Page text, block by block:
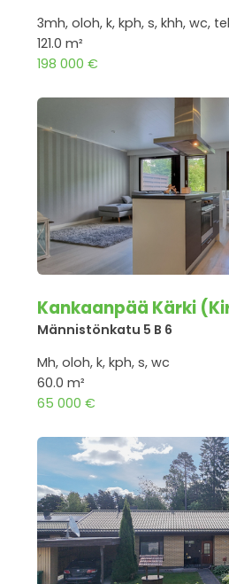
3mh, oloh, k, kph, s, khh, wc,
121.0 m²
198 000 €
Kankaanpää Kärki
Männistönkatu 5 B 6
Mh, oloh, k, kph, s, wc
60.0 m²
65 000 €